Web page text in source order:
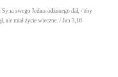
swego Jednorodzonego dał, / aby
ale miał życie wieczne. / Jan 3,16